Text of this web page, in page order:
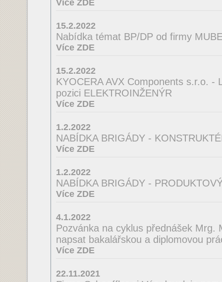
Více ZDE
15.2.2022
Nabídka témat BP/DP od firmy
Více ZDE
15.2.2022
KYOCERA AVX Components s.r.o.
pozici ELEKTROINŽENÝR
Více ZDE
1.2.2022
NABÍDKA BRIGÁDY -
Více ZDE
1.2.2022
NABÍDKA BRIGÁDY -
Více ZDE
4.1.2022
Pozvánka na cyklus přednášek Mrg.
napsat bakalářskou a diplomovou
Více ZDE
22.11.2021